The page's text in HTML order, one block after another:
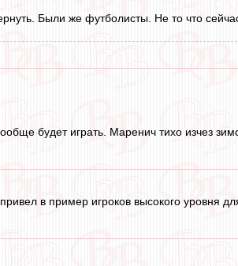
Были же футболисты. Не то что
будет играть. Маренич тихо изчез
в пример игроков высокого уровня